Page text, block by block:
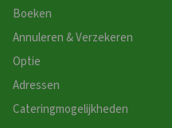
Boeken
Annuleren & Verzekeren
Optie
Adressen
Cateringmogelijkheden